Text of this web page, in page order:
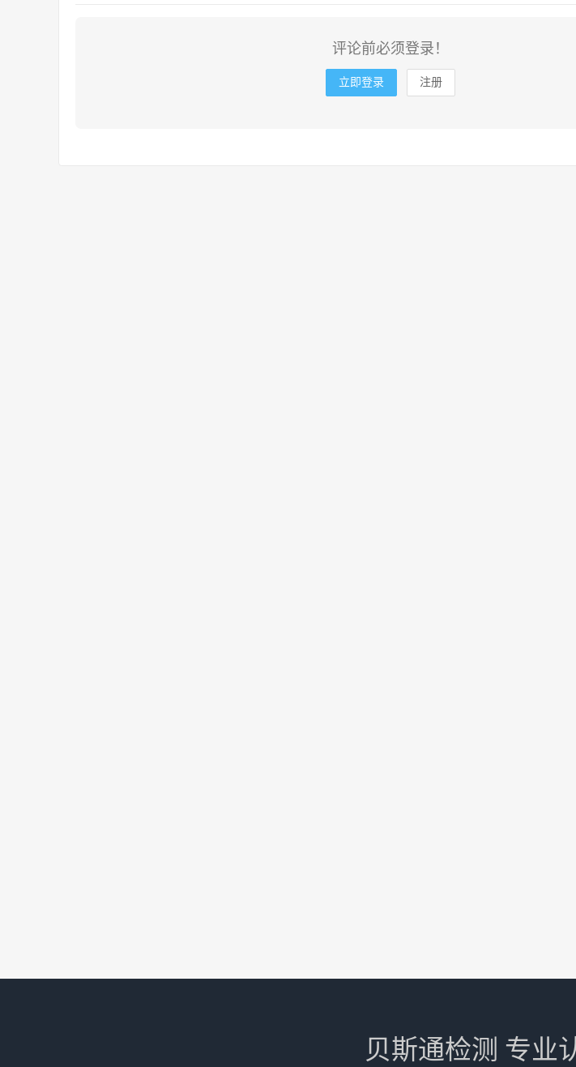
评论前必须登录！
立即登录 注册
贝斯通检测 专业